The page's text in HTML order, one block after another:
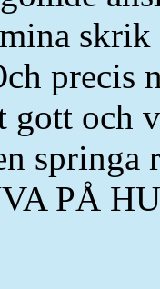
skrik
precis
gott och
springa
PÅ